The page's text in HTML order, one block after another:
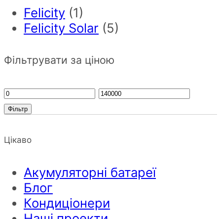
Felicity (1)
Felicity Solar (5)
Фільтрувати за ціною
Фільтр
Цікаво
Акумуляторні батареї
Блог
Кондиціонери